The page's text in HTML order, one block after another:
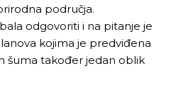
da živi!
da živi!
područja.
odgovoriti i na pitanje je
kojima je predviđena
šuma također jedan oblik